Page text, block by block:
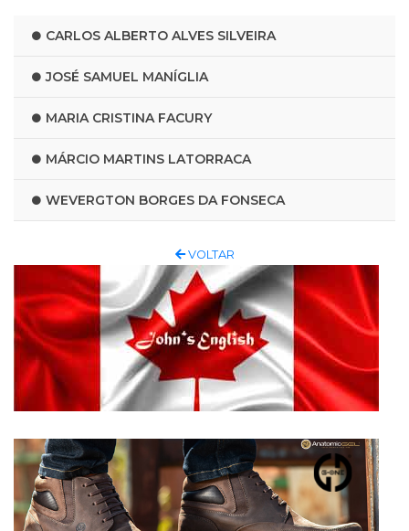
CARLOS ALBERTO ALVES SILVEIRA
JOSÉ SAMUEL MANÍGLIA
MARIA CRISTINA FACURY
MÁRCIO MARTINS LATORRACA
WEVERGTON BORGES DA FONSECA
VOLTAR